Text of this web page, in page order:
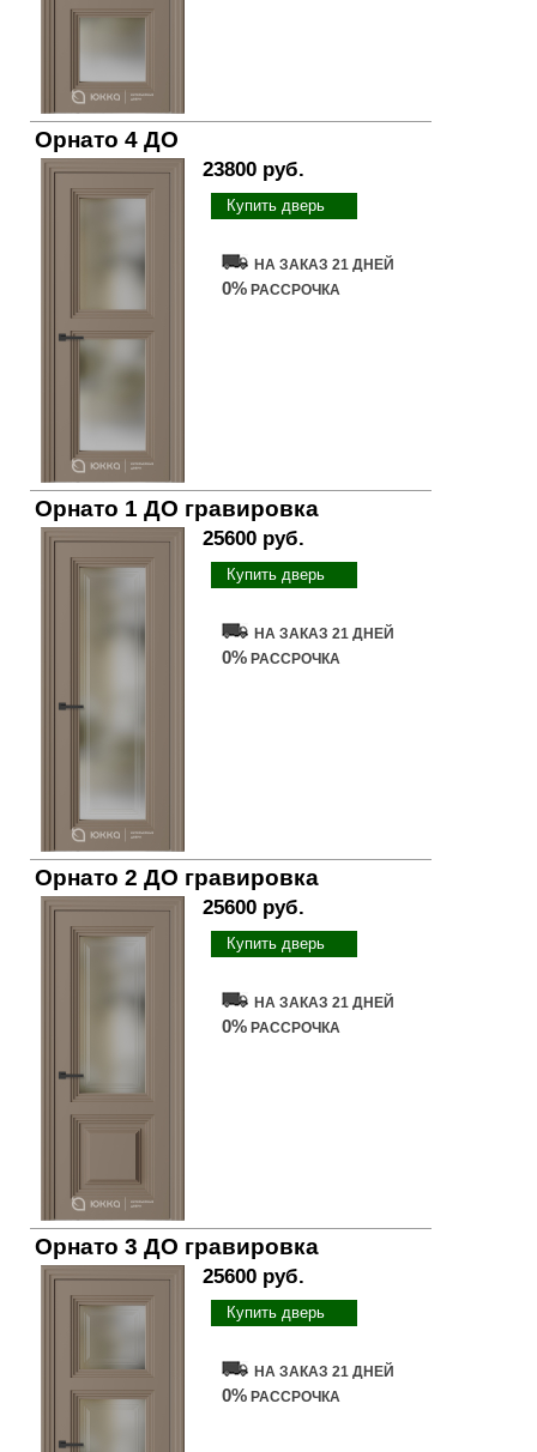
Орнато 4 ДО
23800 руб.
Купить дверь
НА ЗАКАЗ 21 ДНЕЙ
0% РАССРОЧКА
Орнато 1 ДО гравировка
25600 руб.
Купить дверь
НА ЗАКАЗ 21 ДНЕЙ
0% РАССРОЧКА
Орнато 2 ДО гравировка
25600 руб.
Купить дверь
НА ЗАКАЗ 21 ДНЕЙ
0% РАССРОЧКА
Орнато 3 ДО гравировка
25600 руб.
Купить дверь
НА ЗАКАЗ 21 ДНЕЙ
0% РАССРОЧКА